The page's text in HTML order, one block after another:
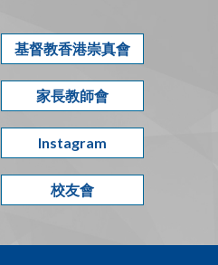
基督教香港崇真會
家長教師會
Instagram
校友會